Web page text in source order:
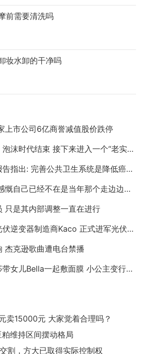
前需要清洗吗
妆水卸的干净吗
上市公司6亿商誉减值股价跌停
沫时代结束 接下来进入一个“老实时代”
出: 完善公共卫生系统是降低癌症死亡率
己已经不在是当年那个走边边的小小姑娘
只是其内部调整一直在进行
变器制造商Kaco 正式进军光伏家用储能市
杰克逊歌曲遭电台禁播
儿Bella一起敷面膜 小公主变行走的表情包
卖15000元 大家觉着合理吗？
维持区间摆动格局
割，方大已取得实际控制权